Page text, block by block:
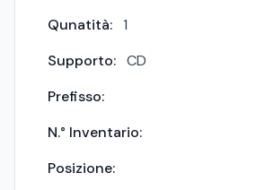
Qunatità: 1
Supporto: CD
Prefisso:
N.° Inventario:
Posizione: